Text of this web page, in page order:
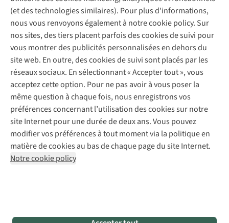
(et des technologies similaires). Pour plus d'informations,
nous vous renvoyons également à notre cookie policy. Sur
nos sites, des tiers placent parfois des cookies de suivi pour
vous montrer des publicités personnalisées en dehors du
site web. En outre, des cookies de suivi sont placés par les
réseaux sociaux. En sélectionnant « Accepter tout », vous
acceptez cette option. Pour ne pas avoir à vous poser la
même question à chaque fois, nous enregistrons vos
préférences concernant l’utilisation des cookies sur notre
site Internet pour une durée de deux ans. Vous pouvez
modifier vos préférences à tout moment via la politique en
matière de cookies au bas de chaque page du site Internet.
Notre cookie policy
Entretien de chaussures
Réparation de chaussures
Réparation de vêtements
Retouches
Pour les entreprises
Gear Check
Expertise & conseils
Abonnez-vous à la newsletter
Suivez-nous
Mentions légales
Politique de confidentialité
Conditions générales
Cookie Policy
AS Adventure Luxemburg SA,